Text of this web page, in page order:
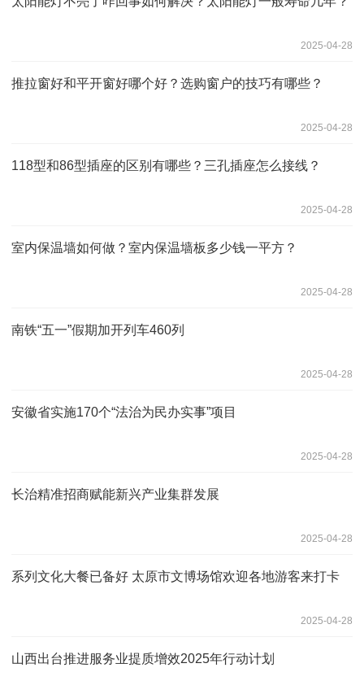
2025-04-28
推拉窗好和平开窗好哪个好？选购窗户的技巧有哪些？
2025-04-28
118型和86型插座的区别有哪些？三孔插座怎么接线？
2025-04-28
室内保温墙如何做？室内保温墙板多少钱一平方？
2025-04-28
南铁“五一”假期加开列车460列
2025-04-28
安徽省实施170个“法治为民办实事”项目
2025-04-28
长治精准招商赋能新兴产业集群发展
2025-04-28
系列文化大餐已备好 太原市文博场馆欢迎各地游客来打卡
2025-04-28
山西出台推进服务业提质增效2025年行动计划